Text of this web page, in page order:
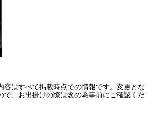
はすべて掲載時点での情報です。変更とな
で、お出掛けの際は念の為事前にご確認くだ